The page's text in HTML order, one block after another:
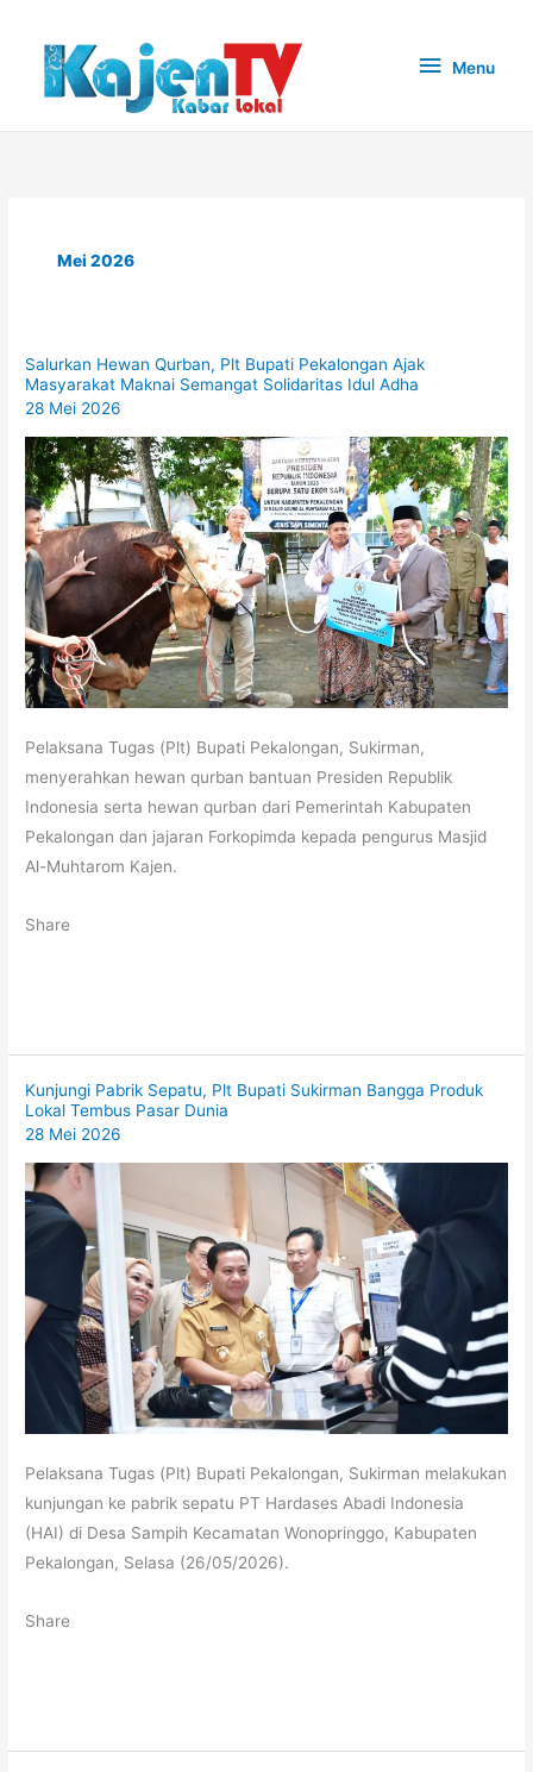
konten
Menu
Menu
Mei 2026
Salurkan Hewan Qurban, Plt Bupati Pekalongan Ajak
Masyarakat Maknai Semangat Solidaritas Idul Adha
28 Mei 2026
Pelaksana Tugas (Plt) Bupati Pekalongan, Sukirman,
menyerahkan hewan qurban bantuan Presiden Republik
Indonesia serta hewan qurban dari Pemerintah Kabupaten
Pekalongan dan jajaran Forkopimda kepada pengurus Masjid
Al-Muhtarom Kajen.
Share
Kunjungi Pabrik Sepatu, Plt Bupati Sukirman Bangga Produk
Lokal Tembus Pasar Dunia
28 Mei 2026
Pelaksana Tugas (Plt) Bupati Pekalongan, Sukirman melakukan
kunjungan ke pabrik sepatu PT Hardases Abadi Indonesia
(HAI) di Desa Sampih Kecamatan Wonopringgo, Kabupaten
Pekalongan, Selasa (26/05/2026).
Share